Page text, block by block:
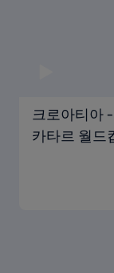
크로아티아
카타르 월드